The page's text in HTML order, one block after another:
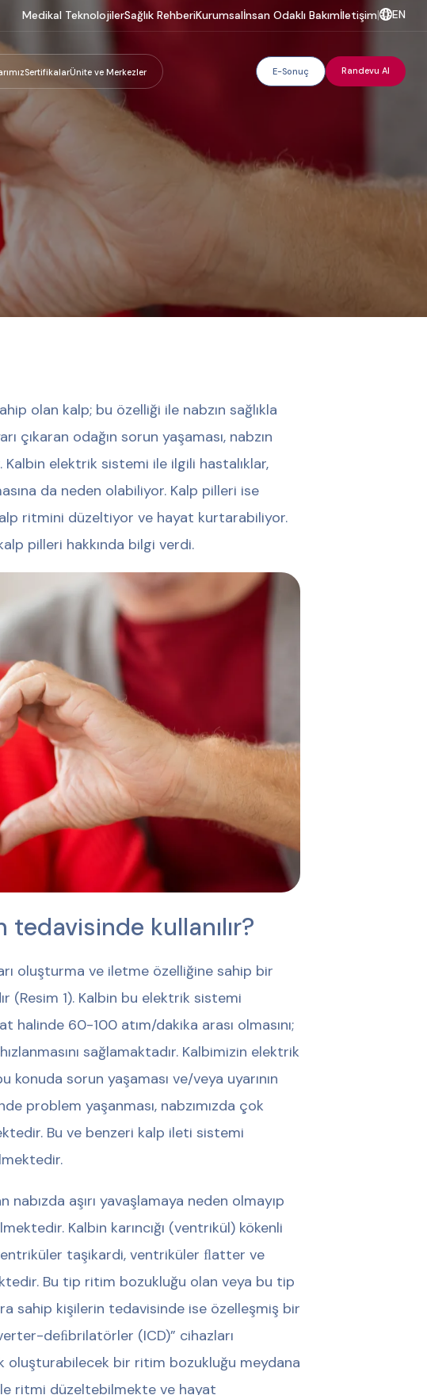
Medikal TeknolojilerSağlık RehberiKurumsalİnsan Odaklı Bakımİletişim| EN
SertifikalarÜnite ve Merkezler E-Sonuç Randevu Al
olan kalp; bu özelliği ile nabzın sağlıkla
çıkaran odağın sorun yaşaması, nabzın
Kalbin elektrik sistemi ile ilgili hastalıklar,
da neden olabiliyor. Kalp pilleri ise
ritmini düzeltiyor ve hayat kurtarabiliyor.
pilleri hakkında bilgi verdi.
tedavisinde kullanılır?
oluşturma ve iletme özelliğine sahip bir
(Resim 1). Kalbin bu elektrik sistemi
halinde 60-100 atım/dakika arası olmasını;
sağlamaktadır. Kalbimizin elektrik
konuda sorun yaşaması ve/veya uyarının
problem yaşanması, nabzımızda çok
Bu ve benzeri kalp ileti sistemi
aşırı yavaşlamaya neden olmayıp
Kalbin karıncığı (ventrikül) kökenli
taşikardi, ventriküler ﬂatter ve
Bu tip ritim bozukluğu olan veya bu tip
sahip kişilerin tedavisinde ise özelleşmiş bir
deﬁbrilatörler (ICD)” cihazları
oluşturabilecek bir ritim bozukluğu meydana
ritmi düzeltebilmekte ve hayat